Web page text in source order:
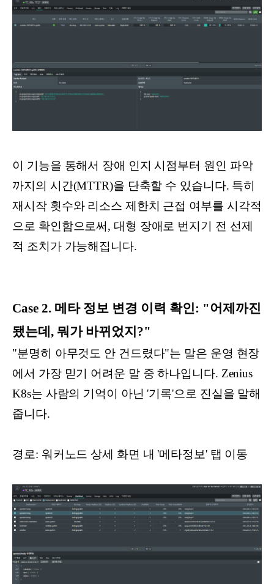
이 기능을 통해서 장애 인지 시점부터 원인 파악
까지의 시간(MTTR)을 단축할 수 있습니다. 특히
재시작 횟수와 리소스 제한치 근접 여부를 시각적
으로 확인함으로써, 대형 장애로 번지기 전 선제
적 조치가 가능해집니다.
Case 2. 메타 정보 변경 이력 확인: "어제까진
됐는데, 뭐가 바뀌었지?"
"분명히 아무것도 안 건드렸다"는 말은 운영 현장
에서 가장 믿기 어려운 말 중 하나입니다. Zenius
K8s는 사람의 기억이 아닌 '기록'으로 진실을 말해
줍니다.
경로: 워커노드 상세 화면 내 '메타정보' 탭 이동